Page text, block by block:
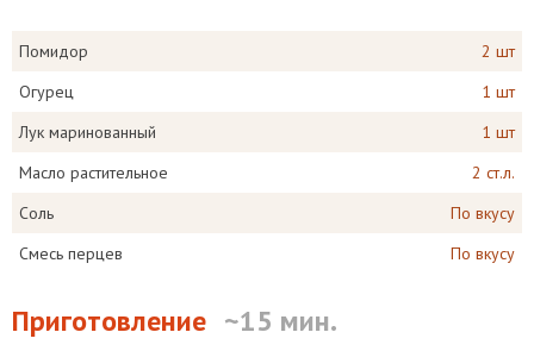
Помидор
2 шт
Огурец
1 шт
Лук маринованный
1 шт
Масло растительное
2 ст.л.
Соль
По вкусу
Смесь перцев
По вкусу
Приготовление ~15 мин.